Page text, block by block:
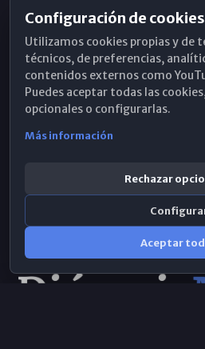
Horarios de Misa
Hemeroteca
WhatsApp
Configuración de cookies
Utilizamos cookies propias y de
técnicos, de preferencias,
contenidos externos como
Puedes aceptar todas las
opcionales o configurarlas.
Más información
Rechazar
Aceptar